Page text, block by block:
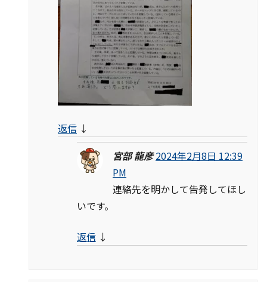
返信 ↓
宮部 龍彦 2024年2月8日 12:39
PM
連絡先を明かして告発してほし
いです。
返信 ↓